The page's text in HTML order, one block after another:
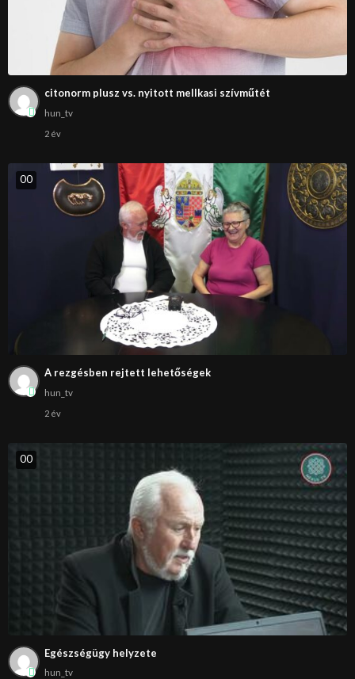
citonorm plusz vs. nyitott mellkasi szívműtét
hun_tv
2 év
00
A rezgésben rejtett lehetőségek
hun_tv
2 év
00
Egészségügy helyzete
hun_tv